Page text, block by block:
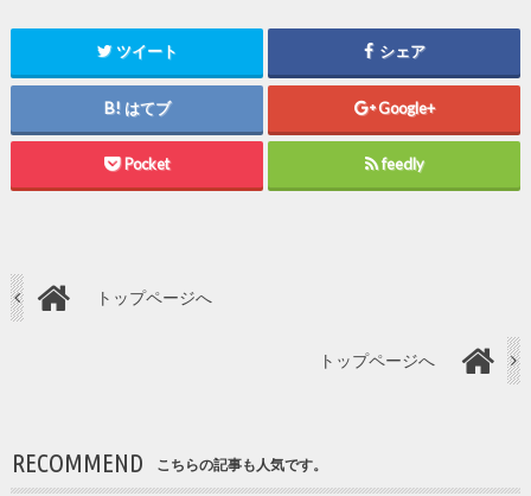
ツイート シェア
はてブ Google+
Pocket feedly
トップページへ
トップページへ
RECOMMEND こちらの記事も人気です。